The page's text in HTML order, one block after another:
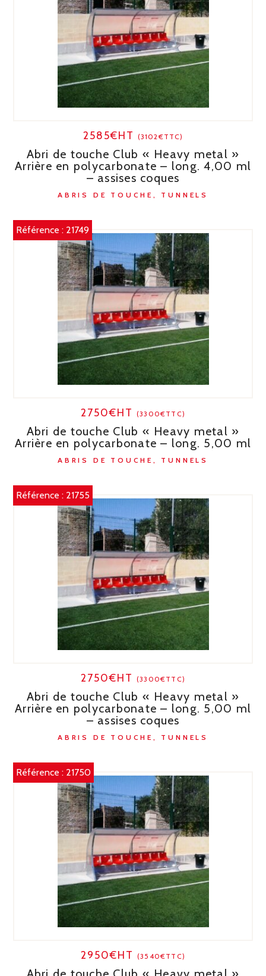
2585€HT (3102€TTC)
Abri de touche Club « Heavy metal »
Arrière en polycarbonate – long. 4,00 ml
– assises coques
ABRIS DE TOUCHE, TUNNELS
Référence : 21749
2750€HT (3300€TTC)
Abri de touche Club « Heavy metal »
Arrière en polycarbonate – long. 5,00 ml
ABRIS DE TOUCHE, TUNNELS
Référence : 21755
2750€HT (3300€TTC)
Abri de touche Club « Heavy metal »
Arrière en polycarbonate – long. 5,00 ml
– assises coques
ABRIS DE TOUCHE, TUNNELS
Référence : 21750
2950€HT (3540€TTC)